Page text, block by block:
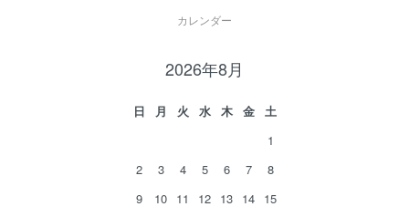
カレンダー
2026年8月
日 月 火 水 木 金
土
1
2
3 4 5 6 7
8
9
10 11 12 13 14 15